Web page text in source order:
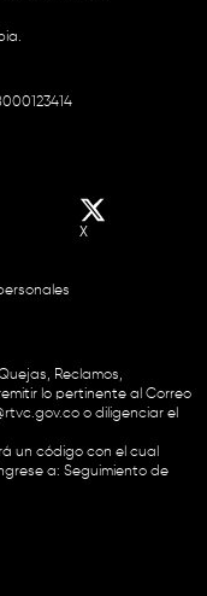
X
Reclamos,
lo pertinente al Correo
o diligenciar el
un código con el cual
a: Seguimiento de